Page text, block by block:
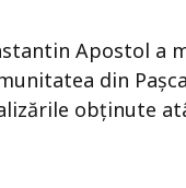
Apostol a
din
obținute